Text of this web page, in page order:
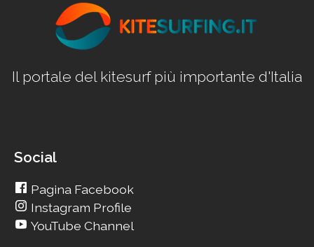
Il portale del kitesurf più importante d'Italia
Social
Pagina Facebook
Instagram Profile
YouTube Channel